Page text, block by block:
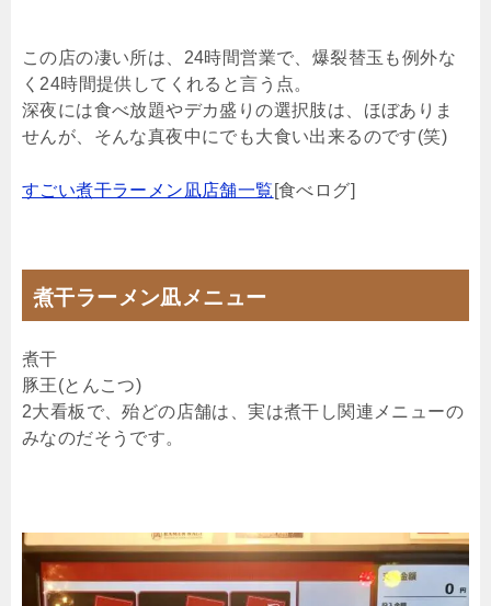
この店の凄い所は、24時間営業で、爆裂替玉も例外な
く24時間提供してくれると言う点。
深夜には食べ放題やデカ盛りの選択肢は、ほぼありま
せんが、そんな真夜中にでも大食い出来るのです(笑)
すごい煮干ラーメン凪店舗一覧 [食べログ]
煮干ラーメン凪メニュー
煮干
豚王(とんこつ)
2大看板で、殆どの店舗は、実は煮干し関連メニューの
みなのだそうです。